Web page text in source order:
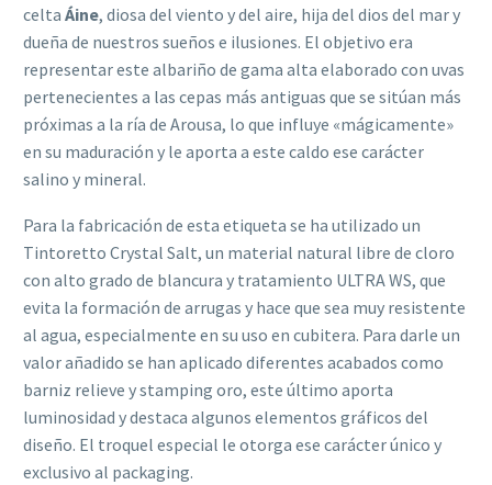
celta Áine, diosa del viento y del aire, hija del dios del mar y
dueña de nuestros sueños e ilusiones. El objetivo era
representar este albariño de gama alta elaborado con uvas
pertenecientes a las cepas más antiguas que se sitúan más
próximas a la ría de Arousa, lo que influye «mágicamente»
en su maduración y le aporta a este caldo ese carácter
salino y mineral.
Para la fabricación de esta etiqueta se ha utilizado un
Tintoretto Crystal Salt, un material natural libre de cloro
con alto grado de blancura y tratamiento ULTRA WS, que
evita la formación de arrugas y hace que sea muy resistente
al agua, especialmente en su uso en cubitera. Para darle un
valor añadido se han aplicado diferentes acabados como
barniz relieve y stamping oro, este último aporta
luminosidad y destaca algunos elementos gráficos del
diseño. El troquel especial le otorga ese carácter único y
exclusivo al packaging.